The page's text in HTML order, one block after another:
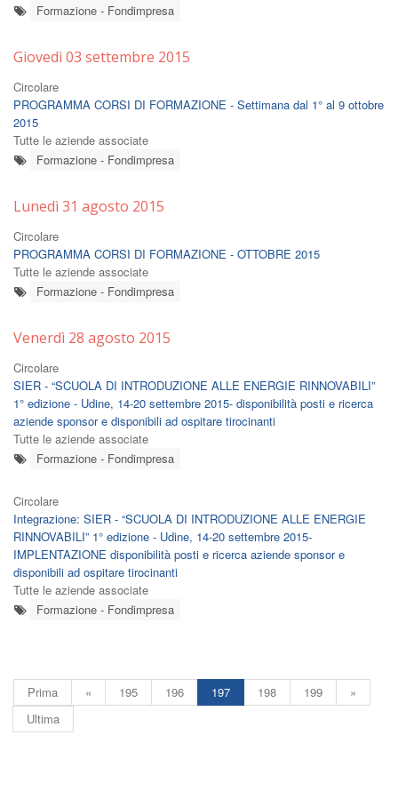
Formazione - Fondimpresa
Giovedì 03 settembre 2015
Circolare
PROGRAMMA CORSI DI FORMAZIONE - Settimana dal 1° al 9 ottobre
2015
Tutte le aziende associate
Formazione - Fondimpresa
Lunedì 31 agosto 2015
Circolare
PROGRAMMA CORSI DI FORMAZIONE - OTTOBRE 2015
Tutte le aziende associate
Formazione - Fondimpresa
Venerdì 28 agosto 2015
Circolare
SIER - “SCUOLA DI INTRODUZIONE ALLE ENERGIE RINNOVABILI”
1° edizione - Udine, 14-20 settembre 2015- disponibilità posti e ricerca
aziende sponsor e disponibili ad ospitare tirocinanti
Tutte le aziende associate
Formazione - Fondimpresa
Circolare
Integrazione: SIER - “SCUOLA DI INTRODUZIONE ALLE ENERGIE
RINNOVABILI” 1° edizione - Udine, 14-20 settembre 2015-
IMPLENTAZIONE disponibilità posti e ricerca aziende sponsor e
disponibili ad ospitare tirocinanti
Tutte le aziende associate
Formazione - Fondimpresa
Prima « 195 196 197 198 199
»
Ultima